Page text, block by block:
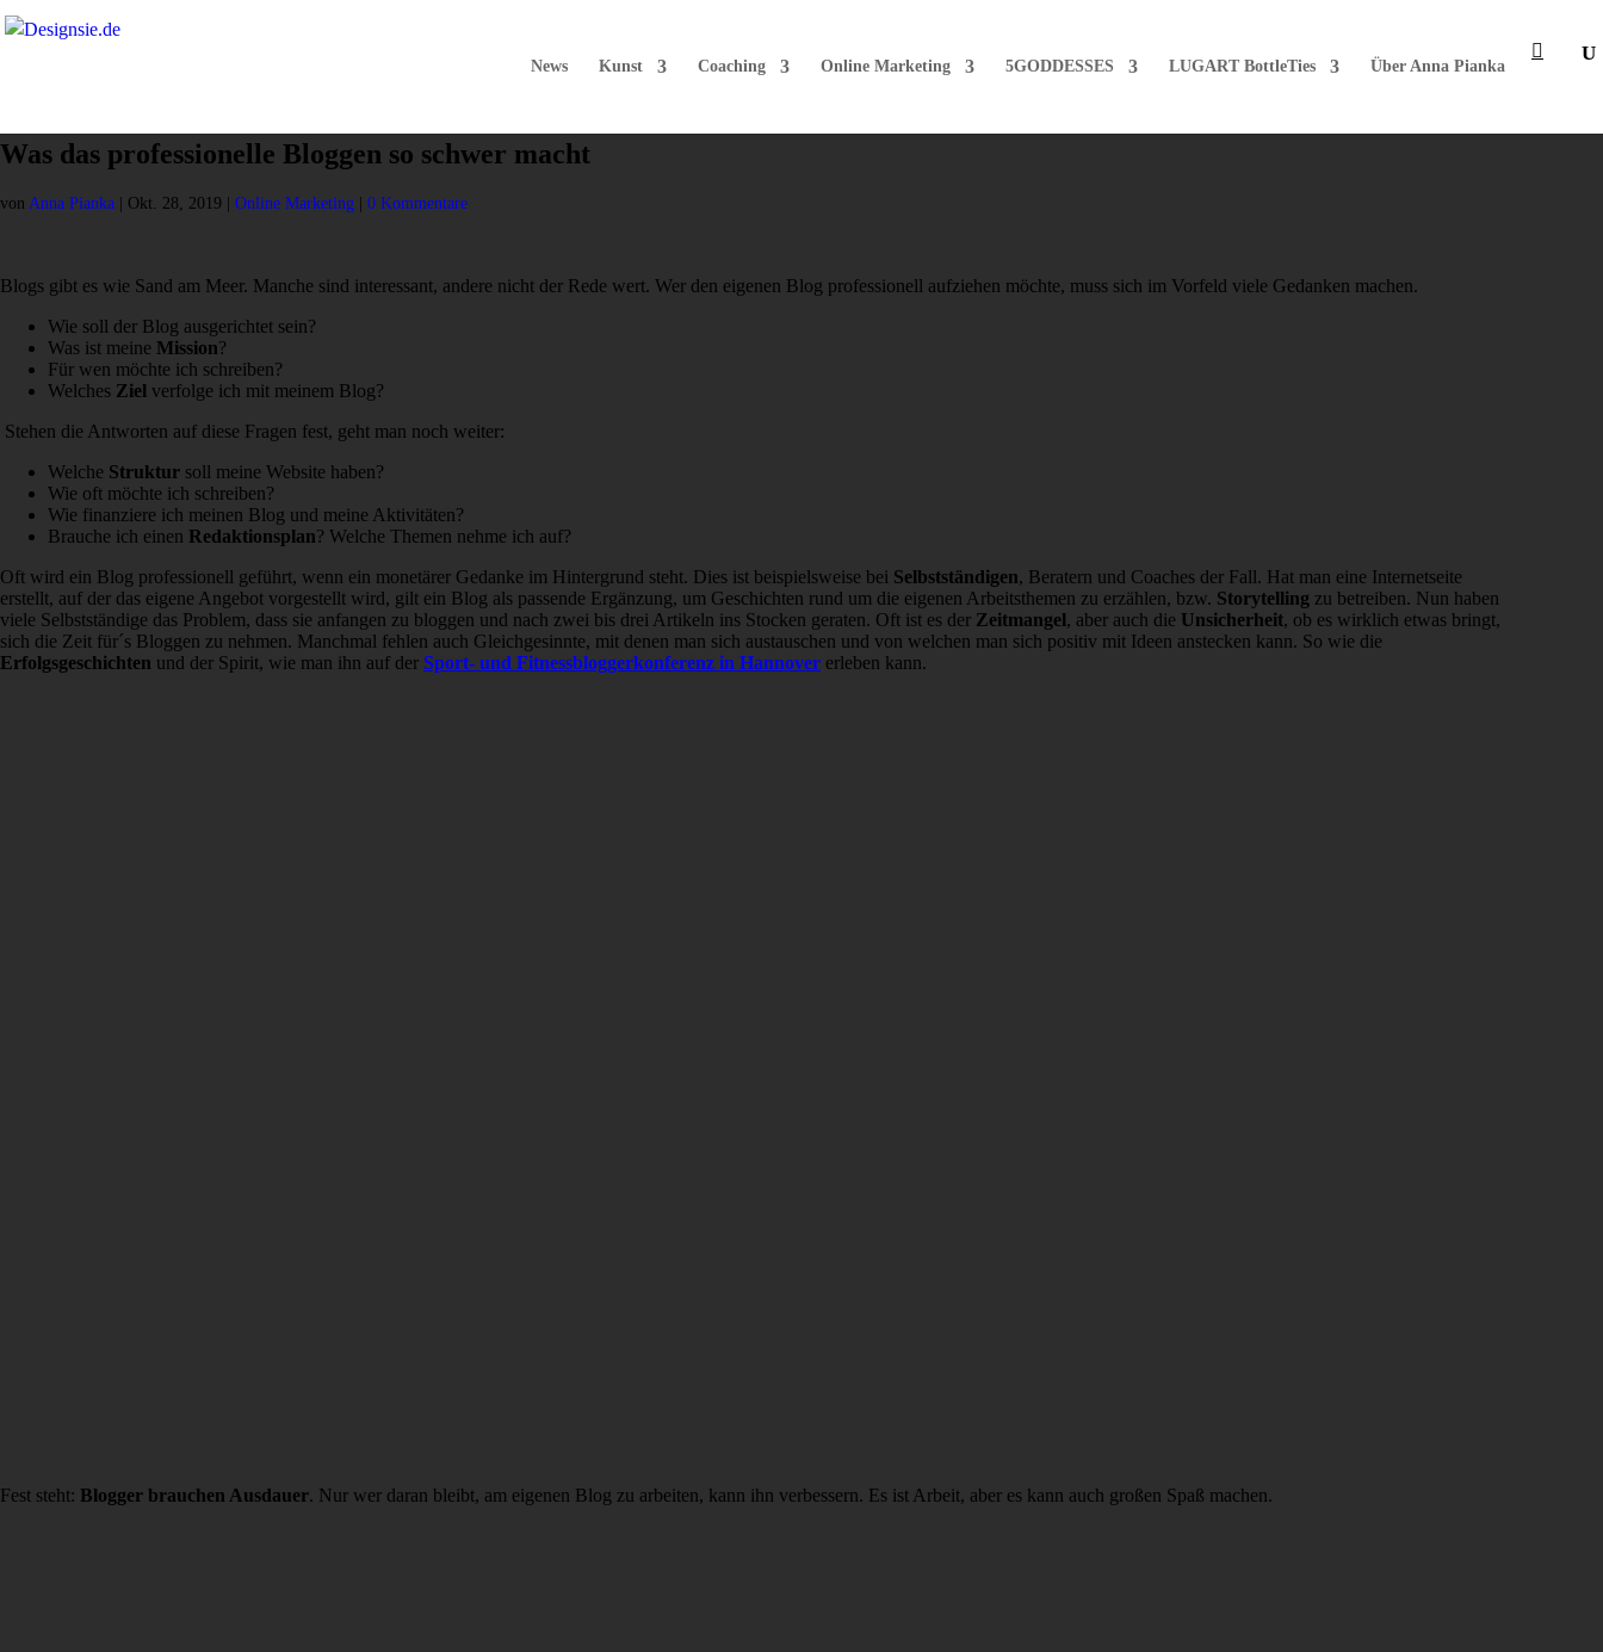
News Kunst Coaching Online Marketing 5GODDESSES LUGART BottleTies Über Anna Pianka
Was das professionelle Bloggen so schwer macht
von Anna Pianka Okt. 28, 2019 Online Marketing 0 Kommentare
Blogs gibt es wie Sand am Meer. Manche sind interessant, andere nicht der Rede wert. Wer den eigenen Blog professionell aufziehen möchte, muss sich im Vorfeld viele Gedanken machen.
Wie soll der Blog ausgerichtet sein?
Was ist meine Mission?
Für wen möchte ich schreiben?
Welches Ziel verfolge ich mit meinem Blog?
Stehen die Antworten auf diese Fragen fest, geht man noch weiter:
Welche Struktur soll meine Website haben?
Wie oft möchte ich schreiben?
Wie finanziere ich meinen Blog und meine Aktivitäten?
Brauche ich einen Redaktionsplan? Welche Themen nehme ich auf?
Oft wird ein Blog professionell geführt, wenn ein monetärer Gedanke im Hintergrund steht. Dies ist beispielsweise bei Selbstständigen, Beratern und Coaches der Fall. Hat man eine Internetseite
erstellt, auf der das eigene Angebot vorgestellt wird, gilt ein Blog als passende Ergänzung, um Geschichten rund um die eigenen Arbeitsthemen zu erzählen, bzw. Storytelling zu betreiben. Nun haben
viele Selbstständige das Problem, dass sie anfangen zu bloggen und nach zwei bis drei Artikeln ins Stocken geraten. Oft ist es der Zeitmangel, aber auch die Unsicherheit, ob es wirklich etwas bringt,
sich die Zeit für´s Bloggen zu nehmen. Manchmal fehlen auch Gleichgesinnte, mit denen man sich austauschen und von welchen man sich positiv mit Ideen anstecken kann. So wie die
Erfolgsgeschichten und der Spirit, wie man ihn auf der Sport- und Fitnessbloggerkonferenz in Hannover erleben kann.
Fest steht: Blogger brauchen Ausdauer. Nur wer daran bleibt, am eigenen Blog zu arbeiten, kann ihn verbessern. Es ist Arbeit, aber es kann auch großen Spaß machen.